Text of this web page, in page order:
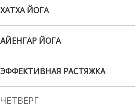
ХАТХА ЙОГА
АЙЕНГАР ЙОГА
ЭФФЕКТИВНАЯ РАСТЯЖКА
ЧЕТВЕРГ